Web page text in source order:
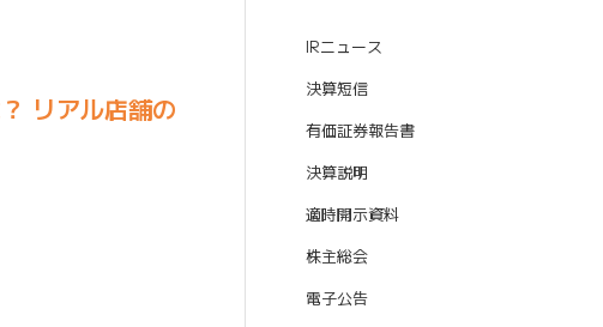
リアル店舗の
IRニュース
決算短信
有価証券報告書
決算説明
適時開示資料
株主総会
電子公告